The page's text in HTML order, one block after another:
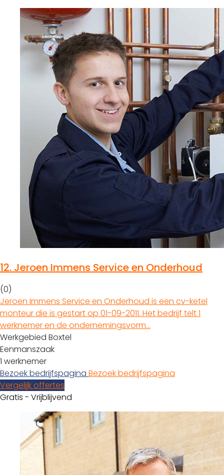
12. Jeroen Immens Service en Onderhoud
(0)
Jeroen Immens Service en Onderhoud is een cv-ketel
monteur die is gestart op 01-09-2011. Het bedrijf telt 1
werknemer en de ondernemingsvorm…
Werkgebied Boxtel
Eenmanszaak
1 werknemer
Bezoek bedrijfspagina Bezoek bedrijfspagina
Vergelijk offertes
Gratis - Vrijblijvend